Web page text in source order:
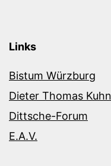
Links
Bistum Würzburg
Dieter Thomas Kuhn
Dittsche-Forum
E.A.V.